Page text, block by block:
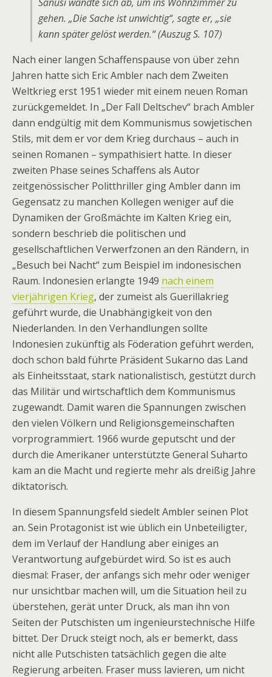
gehen. „Die Sache ist unwichtig“, sagte er, „sie
kann später gelöst werden.“ (Auszug S. 107)
Nach einer langen Schaffenspause von über zehn
Jahren hatte sich Eric Ambler nach dem Zweiten
Weltkrieg erst 1951 wieder mit einem neuen Roman
zurückgemeldet. In „Der Fall Deltschev“ brach Ambler
dann endgültig mit dem Kommunismus sowjetischen
Stils, mit dem er vor dem Krieg durchaus – auch in
seinen Romanen – sympathisiert hatte. In dieser
zweiten Phase seines Schaffens als Autor
zeitgenössischer Politthriller ging Ambler dann im
Gegensatz zu manchen Kollegen weniger auf die
Dynamiken der Großmächte im Kalten Krieg ein,
sondern beschrieb die politischen und
gesellschaftlichen Verwerfzonen an den Rändern, in
„Besuch bei Nacht“ zum Beispiel im indonesischen
Raum. Indonesien erlangte 1949 nach einem
vierjährigen Krieg, der zumeist als Guerillakrieg
geführt wurde, die Unabhängigkeit von den
Niederlanden. In den Verhandlungen sollte
Indonesien zukünftig als Föderation geführt werden,
doch schon bald führte Präsident Sukarno das Land
als Einheitsstaat, stark nationalistisch, gestützt durch
das Militär und wirtschaftlich dem Kommunismus
zugewandt. Damit waren die Spannungen zwischen
den vielen Völkern und Religionsgemeinschaften
vorprogrammiert. 1966 wurde geputscht und der
durch die Amerikaner unterstützte General Suharto
kam an die Macht und regierte mehr als dreißig Jahre
diktatorisch.
In diesem Spannungsfeld siedelt Ambler seinen Plot
an. Sein Protagonist ist wie üblich ein Unbeteiligter,
dem im Verlauf der Handlung aber einiges an
Verantwortung aufgebürdet wird. So ist es auch
diesmal: Fraser, der anfangs sich mehr oder weniger
nur unsichtbar machen will, um die Situation heil zu
überstehen, gerät unter Druck, als man ihn von
Seiten der Putschisten um ingenieurstechnische Hilfe
bittet. Der Druck steigt noch, als er bemerkt, dass
nicht alle Putschisten tatsächlich gegen die alte
Regierung arbeiten. Fraser muss lavieren, um nicht